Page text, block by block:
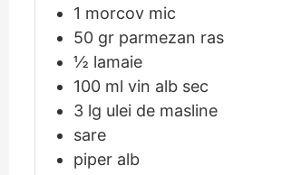
1 morcov mic
50 gr parmezan ras
½ lamaie
100 ml vin alb sec
3 lg ulei de masline
sare
piper alb